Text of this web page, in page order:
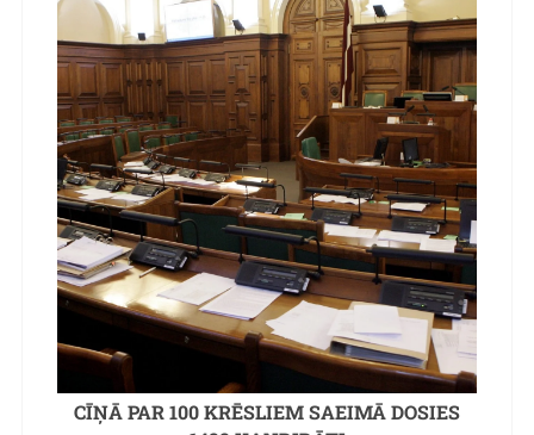
CĪŅĀ PAR 100 KRĒSLIEM SAEIMĀ DOSIES